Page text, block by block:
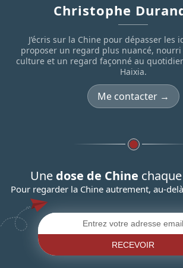
Christophe
J’écris sur la Chine pour dépasser les
proposer un regard plus nuancé, nourri
culture et un regard façonné au
Haixia.
Me contacter →
Une dose de Chine
Pour regarder la Chine autrement, au-
RECEVOIR